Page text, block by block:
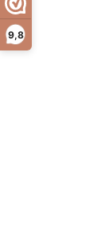
9,8